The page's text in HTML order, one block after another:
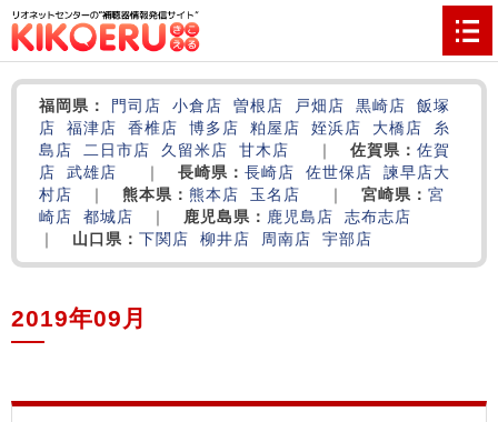
福岡県： 門司店 小倉店 曽根店 戸畑店 黒崎店
飯塚
店
福津店 香椎店 博多店 粕屋店 姪浜店 大橋店
糸
島店
二日市店 久留米店 甘木店 佐賀県： 佐賀
店
武雄店 長崎県： 長崎店 佐世保店 諫早店大
村店
熊本県： 熊本店 玉名店 宮崎県： 宮
崎店
都城店 鹿児島県： 鹿児島店
志布志店
山口県： 下関店 柳井店 周南店 宇部店
2019年09月